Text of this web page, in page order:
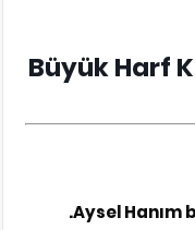
Büyük Harf
Aysel Hanım